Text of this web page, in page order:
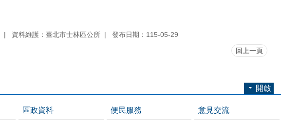
資料維護：臺北市士林區公所 發布日期：115-05-29
回上一頁
開啟
區政資料 便民服務 意見交流